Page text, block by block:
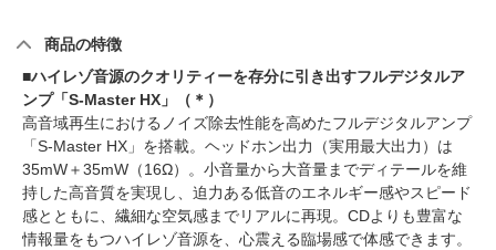
商品の特徴
■ハイレゾ音源のクオリティーを存分に引き出すフルデジタルア
ンプ「S-Master HX」（＊）
高音域再生におけるノイズ除去性能を高めたフルデジタルアンプ
「S-Master HX」を搭載。ヘッドホン出力（実用最大出力）は
35mW＋35mW（16Ω）。小音量から大音量までディテールを維
持した高音質を実現し、迫力ある低音のエネルギー感やスピード
感とともに、繊細な空気感までリアルに再現。CDよりも豊富な
情報量をもつハイレゾ音源を、心震える臨場感で体感できます。